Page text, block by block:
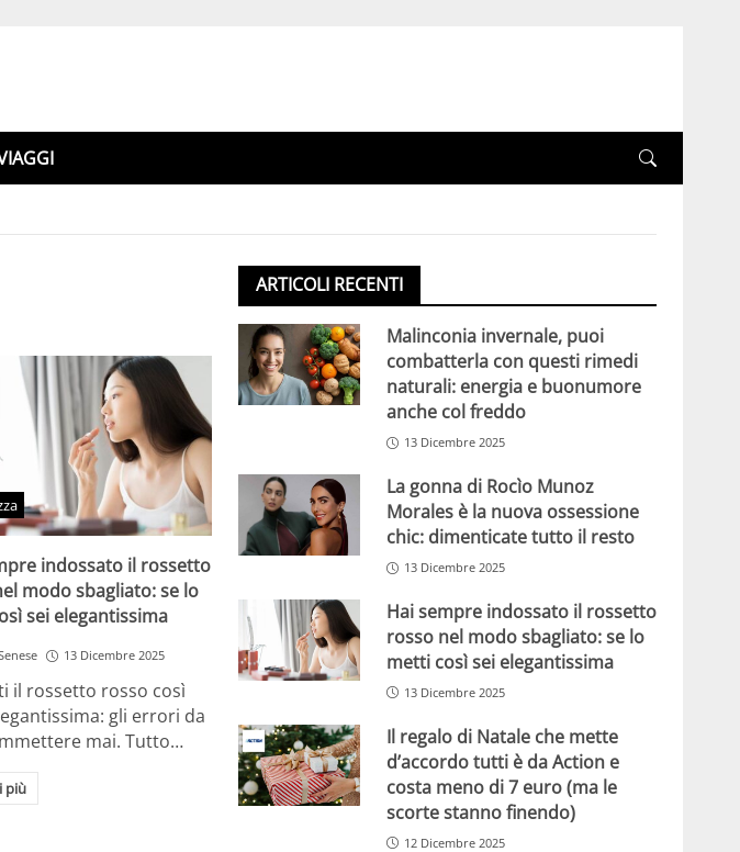
indossato il rossetto
modo sbagliato: se lo
sei elegantissima
13 Dicembre 2025
il rossetto rosso così
gli errori da
mai. Tutto…
più
ARTICOLI RECENTI
Malinconia invernale, puoi
combatterla con questi rimedi
naturali: energia e buonumore
anche col freddo
13 Dicembre 2025
La gonna di Rocìo Munoz
Morales è la nuova ossessione
chic: dimenticate tutto il resto
13 Dicembre 2025
Hai sempre indossato il rossetto
rosso nel modo sbagliato: se lo
metti così sei elegantissima
13 Dicembre 2025
Il regalo di Natale che mette
d’accordo tutti è da Action e
costa meno di 7 euro (ma le
scorte stanno finendo)
12 Dicembre 2025